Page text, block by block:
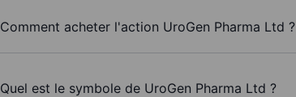
Comment acheter l'action UroGen Pharma Ltd ?
Quel est le symbole de UroGen Pharma Ltd ?